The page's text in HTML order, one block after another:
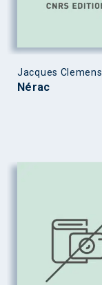
Jacques Clemens
Nérac